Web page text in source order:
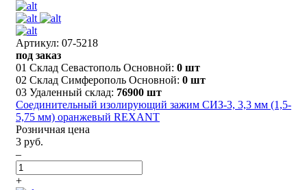
Артикул: 07-5218
под заказ
01 Склад Севастополь Основной: 0 шт
02 Склад Симферополь Основной: 0 шт
03 Удаленный склад: 76900 шт
Соединительный изолирующий зажим СИЗ-3, 3,3 мм (1,5-
5,75 мм) оранжевый REXANT
Розничная цена
3 руб.
–
+